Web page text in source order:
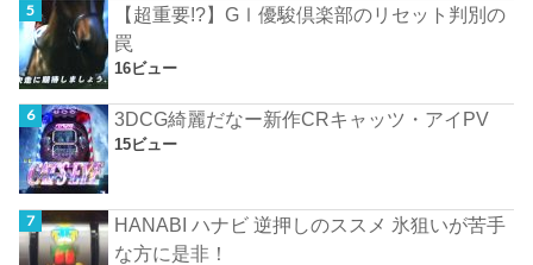
【超重要!?】GⅠ優駿倶楽部のリセット判別の
罠
16ビュー
3DCG綺麗だなー新作CRキャッツ・アイPV
15ビュー
HANABI ハナビ 逆押しのススメ 氷狙いが苦手
な方に是非！